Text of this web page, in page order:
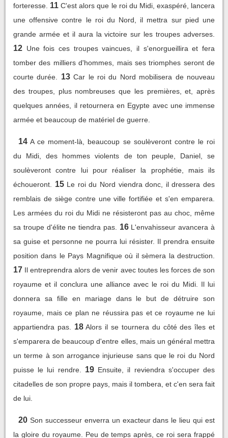
forteresse. 11 C'est alors que le roi du Midi, exaspéré, lancera
une offensive contre le roi du Nord, il mettra sur pied une
grande armée et il aura la victoire sur les troupes adverses.
12 Une fois ces troupes vaincues, il s'enorgueillira et fera
tomber des milliers d'hommes, mais ses triomphes seront de
courte durée.
13 Car le roi du Nord mobilisera de nouveau
des troupes, plus nombreuses que les premières, et, après
quelques années, il retournera en Egypte avec une immense
armée et beaucoup de matériel de guerre.
14 A ce moment-là, beaucoup se soulèveront contre le roi
du Midi, des hommes violents de ton peuple, Daniel, se
soulèveront contre lui pour réaliser la prophétie, mais ils
échoueront.
15 Le roi du Nord viendra donc, il dressera des
remblais de siège contre une ville fortifiée et s'en emparera.
Les armées du roi du Midi ne résisteront pas au choc, même
sa troupe d'élite ne tiendra pas.
16 L'envahisseur avancera à
sa guise et personne ne pourra lui résister. Il prendra ensuite
position dans le Pays Magnifique où il sèmera la destruction.
17 Il entreprendra alors de venir avec toutes les forces de son
royaume et il conclura une alliance avec le roi du Midi. Il lui
donnera sa fille en mariage dans le but de détruire son
royaume, mais ce plan ne réussira pas et ce royaume ne lui
appartiendra pas.
18 Alors il se tournera du côté des îles et
s'emparera de beaucoup d'entre elles, mais un général mettra
un terme à son arrogance injurieuse sans que le roi du Nord
puisse le lui rendre.
19 Ensuite, il reviendra s'occuper des
citadelles de son propre pays, mais il tombera, et c'en sera fait
de lui.
20 Son successeur enverra un exacteur dans le lieu qui est
la gloire du royaume. Peu de temps après, ce roi sera frappé